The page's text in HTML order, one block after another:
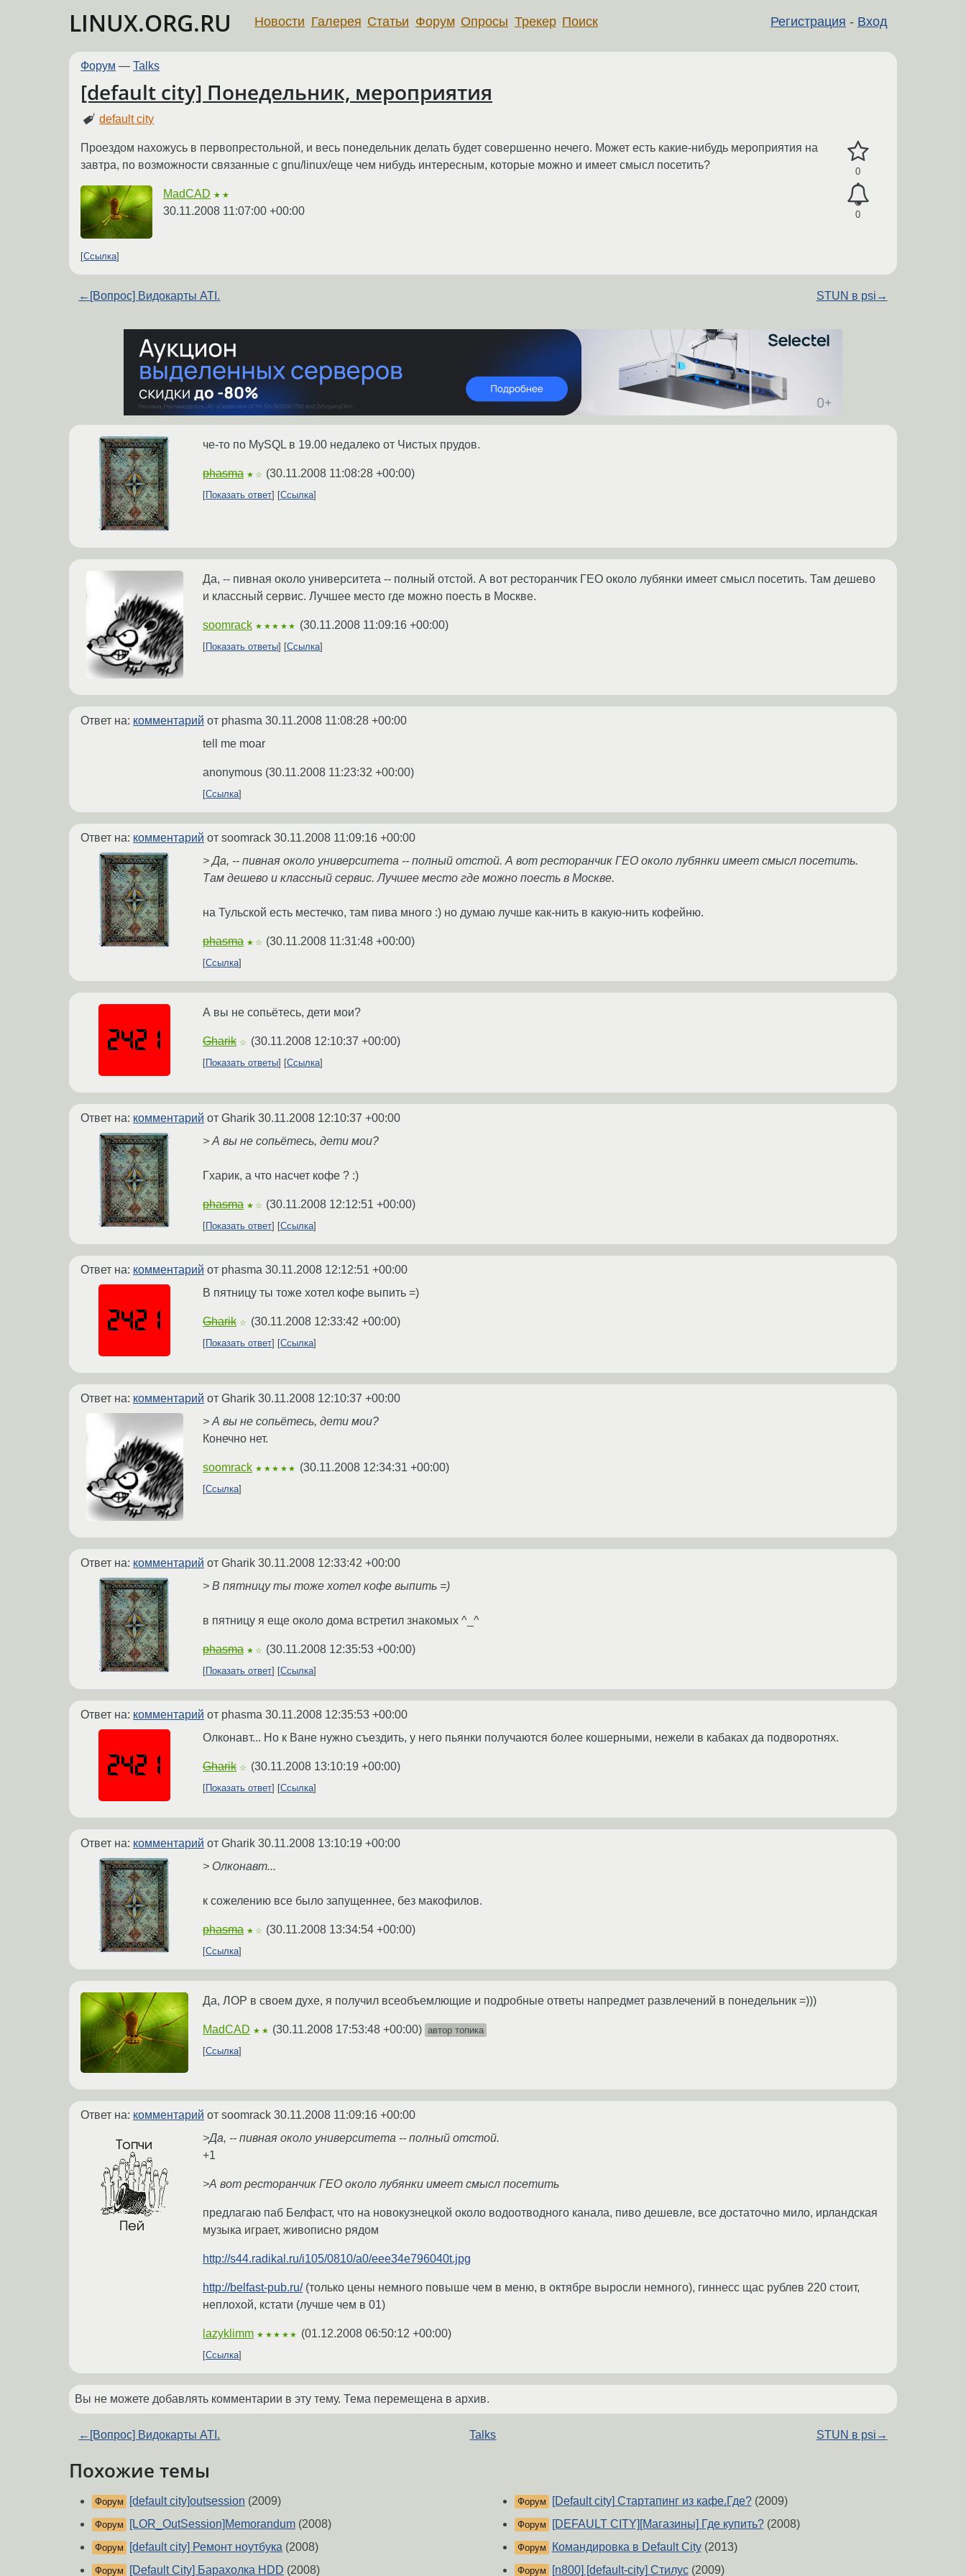
LINUX.ORG.RU Регистрация - Вход
Новости Галерея Статьи Форум Опросы Трекер Поиск
Форум — Talks
[default city] Понедельник, мероприятия
default city
0
0
Проездом нахожусь в первопрестольной, и весь понедельник делать будет совершенно нечего. Может есть какие-нибудь мероприятия на
завтра, по возможности связанные с gnu/linux/еще чем нибудь интересным, которые можно и имеет смысл посетить?
MadCAD ★★
30.11.2008 11:07:00 +00:00
Ссылка
← [Вопрос] Видокарты ATI. STUN в psi →
че-то по MySQL в 19.00 недалеко от Чистых прудов.
phasma ★☆ (30.11.2008 11:08:28 +00:00)
Показать ответ Ссылка
Да, -- пивная около университета -- полный отстой. А вот ресторанчик ГЕО около лубянки имеет смысл посетить. Там дешево
и классный сервис. Лучшее место где можно поесть в Москве.
soomrack ★★★★★ (30.11.2008 11:09:16 +00:00)
Показать ответы Ссылка
Ответ на: комментарий от phasma 30.11.2008 11:08:28 +00:00
tell me moar
anonymous (30.11.2008 11:23:32 +00:00)
Ссылка
Ответ на: комментарий от soomrack 30.11.2008 11:09:16 +00:00
> Да, -- пивная около университета -- полный отстой. А вот ресторанчик ГЕО около лубянки имеет смысл посетить.
Там дешево и классный сервис. Лучшее место где можно поесть в Москве.
на Тульской есть местечко, там пива много :) но думаю лучше как-нить в какую-нить кофейню.
phasma ★☆ (30.11.2008 11:31:48 +00:00)
Ссылка
А вы не сопьётесь, дети мои?
Gharik ☆ (30.11.2008 12:10:37 +00:00)
Показать ответы Ссылка
Ответ на: комментарий от Gharik 30.11.2008 12:10:37 +00:00
> А вы не сопьётесь, дети мои?
Гхарик, а что насчет кофе ? :)
phasma ★☆ (30.11.2008 12:12:51 +00:00)
Показать ответ Ссылка
Ответ на: комментарий от phasma 30.11.2008 12:12:51 +00:00
В пятницу ты тоже хотел кофе выпить =)
Gharik ☆ (30.11.2008 12:33:42 +00:00)
Показать ответ Ссылка
Ответ на: комментарий от Gharik 30.11.2008 12:10:37 +00:00
> А вы не сопьётесь, дети мои?
Конечно нет.
soomrack ★★★★★ (30.11.2008 12:34:31 +00:00)
Ссылка
Ответ на: комментарий от Gharik 30.11.2008 12:33:42 +00:00
> В пятницу ты тоже хотел кофе выпить =)
в пятницу я еще около дома встретил знакомых ^_^
phasma ★☆ (30.11.2008 12:35:53 +00:00)
Показать ответ Ссылка
Ответ на: комментарий от phasma 30.11.2008 12:35:53 +00:00
Олконавт... Но к Ване нужно съездить, у него пьянки получаются более кошерными, нежели в кабаках да подворотнях.
Gharik ☆ (30.11.2008 13:10:19 +00:00)
Показать ответ Ссылка
Ответ на: комментарий от Gharik 30.11.2008 13:10:19 +00:00
> Олконавт...
к сожелению все было запущеннее, без макофилов.
phasma ★☆ (30.11.2008 13:34:54 +00:00)
Ссылка
Да, ЛОР в своем духе, я получил всеобъемлющие и подробные ответы напредмет развлечений в понедельник =)))
MadCAD ★★ (30.11.2008 17:53:48 +00:00) автор топика
Ссылка
Ответ на: комментарий от soomrack 30.11.2008 11:09:16 +00:00
>Да, -- пивная около университета -- полный отстой.
+1
>А вот ресторанчик ГЕО около лубянки имеет смысл посетить
предлагаю паб Белфаст, что на новокузнецкой около водоотводного канала, пиво дешевле, все достаточно мило, ирландская
музыка играет, живописно рядом
http://s44.radikal.ru/i105/0810/a0/eee34e796040t.jpg
http://belfast-pub.ru/ (только цены немного повыше чем в меню, в октябре выросли немного), гиннесс щас рублев 220 стоит,
неплохой, кстати (лучше чем в 01)
lazyklimm ★★★★★ (01.12.2008 06:50:12 +00:00)
Ссылка
Вы не можете добавлять комментарии в эту тему. Тема перемещена в архив.
← [Вопрос] Видокарты ATI. Talks STUN в psi →
Похожие темы
Форум [default city]outsession (2009)
Форум [LOR_OutSession]Memorandum (2008)
Форум [default city] Ремонт ноутбука (2008)
Форум [Default City] Барахолка HDD (2008)
Форум [Default city] Стартапинг из кафе.Где?(2009)
Форум [DEFAULT CITY][Магазины] Где купить?(2008)
Форум Командировка в Default City(2013)
Форум [n800] [default-city] Стилус(2009)